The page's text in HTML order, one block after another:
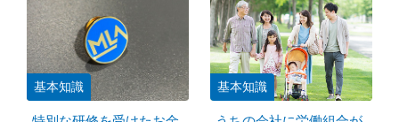
基本知識 基本知識